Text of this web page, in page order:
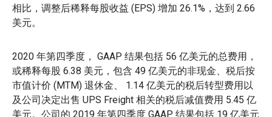
相比，调整后稀释每股收益 (EPS) 增加 26.1%，达到 2.66
美元。
2020 年第四季度， GAAP 结果包括 56 亿美元的总费用，
或稀释每股 6.38 美元，包含 49 亿美元的非现金、税后按
市值计价 (MTM) 退休金、 1.14 亿美元的税后转型费用以
及公司决定出售 UPS Freight 相关的税后减值费用 5.45 亿
美元。公司的 2019 年第四季度 GAAP 结果包括 19 亿美元